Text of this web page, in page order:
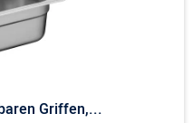
Griffen,...